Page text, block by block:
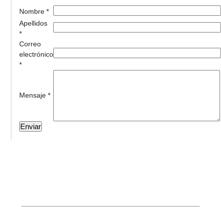
Nombre *
Apellidos
*
Correo
electrónico
*
Mensaje *